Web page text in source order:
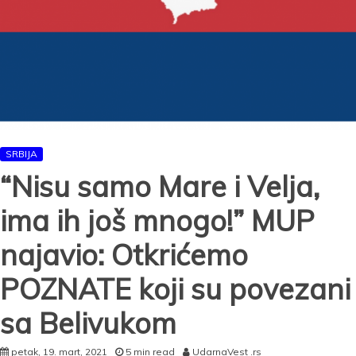
SRBIJA
“Nisu samo Mare i Velja,
ima ih još mnogo!” MUP
najavio: Otkrićemo
POZNATE koji su povezani
sa Belivukom
petak, 19. mart, 2021 5 min read UdarnaVest .rs